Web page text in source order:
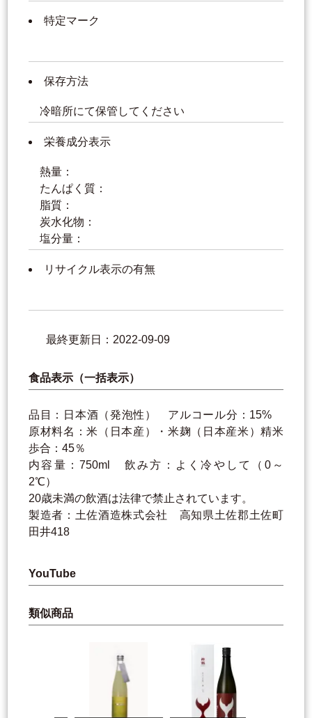
特定マーク
保存方法
冷暗所にて保管してください
栄養成分表示
熱量：
たんぱく質：
脂質：
炭水化物：
塩分量：
リサイクル表示の有無
最終更新日：2022-09-09
食品表示（一括表示）
品目：日本酒（発泡性） アルコール分：15%
原材料名：米（日本産）・米麹（日本産米）精米
歩合：45％
内容量：750ml 飲み方：よく冷やして（0～
2℃）
20歳未満の飲酒は法律で禁止されています。
製造者：土佐酒造株式会社 高知県土佐郡土佐町
田井418
YouTube
類似商品